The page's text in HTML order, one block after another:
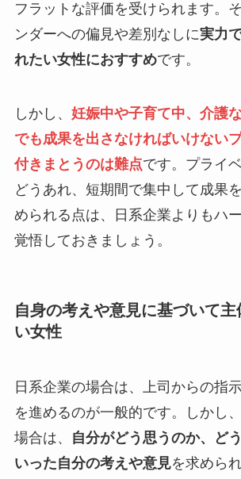
フラットな評価を受けられます。
ンダーへの偏見や差別なしに実力
れたい女性におすすめです。
しかし、 妊娠中や子育て中、介護
でも成果を出さなければいけない
付きまとうのは難点です。プライ
どうあれ、短期間で集中して成果
められる点は、日系企業よりもハ
覚悟しておきましょう。
自身の考えや意見に基づいて
い女性
日系企業の場合は、上司からの指
を進めるのが一般的です。しかし
場合は、
自分がどう思うのか、ど
いった自分の考えや意見を求めら